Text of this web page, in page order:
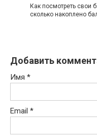
Как посмотреть свои
сколько накоплено
Добавить
Имя *
Email *